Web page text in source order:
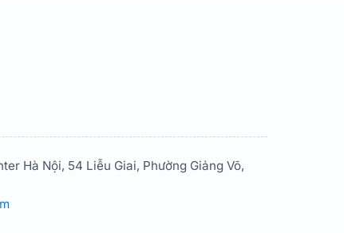
Hà Nội, 54 Liễu Giai, Phường Giảng Võ,